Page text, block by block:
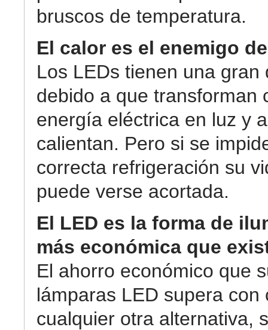
bruscos de temperatura.
El calor es el enemigo
Los LEDs tienen una gran
debido a que transforman
energía eléctrica en luz y
calientan. Pero si se
correcta refrigeración su
puede verse acortada.
El LED es la forma de
más económica que
El ahorro económico que
lámparas LED supera con
cualquier otra alternativa,